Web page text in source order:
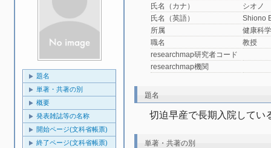
題名
単著・共著の別
概要
発表雑誌等の名称
開始ページ(文科省帳票)
終了ページ(文科省帳票)
氏名（カナ）
シオノ
氏名（英語）
Shiono
所属
健康科
職名
教授
researchmap研究者コード
researchmap機関
題名
切迫早産で長期入院してい
単著・共著の別